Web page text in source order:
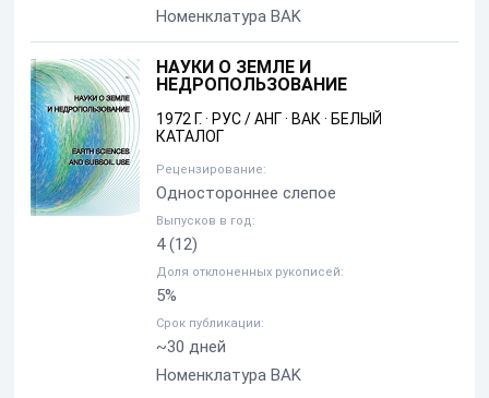
Номенклатура BAK
НАУКИ О ЗЕМЛЕ И
НЕДРОПОЛЬЗОВАНИЕ
1972 Г.· РУС / АНГ· ВАК· БЕЛЫЙ
КАТАЛОГ
Рецензирование:
Одностороннее слепое
Выпусков в год:
4(12)
Доля отклоненных рукописей:
5%
Срок публикации:
~30 дней
Номенклатура BAK